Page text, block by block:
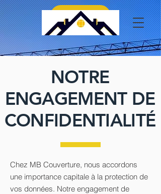
07 86 81 46 64
NOTRE
ENGAGEMENT DE
CONFIDENTIALITÉ
Chez MB Couverture, nous accordons
une importance capitale à la protection de
vos données. Notre engagement de